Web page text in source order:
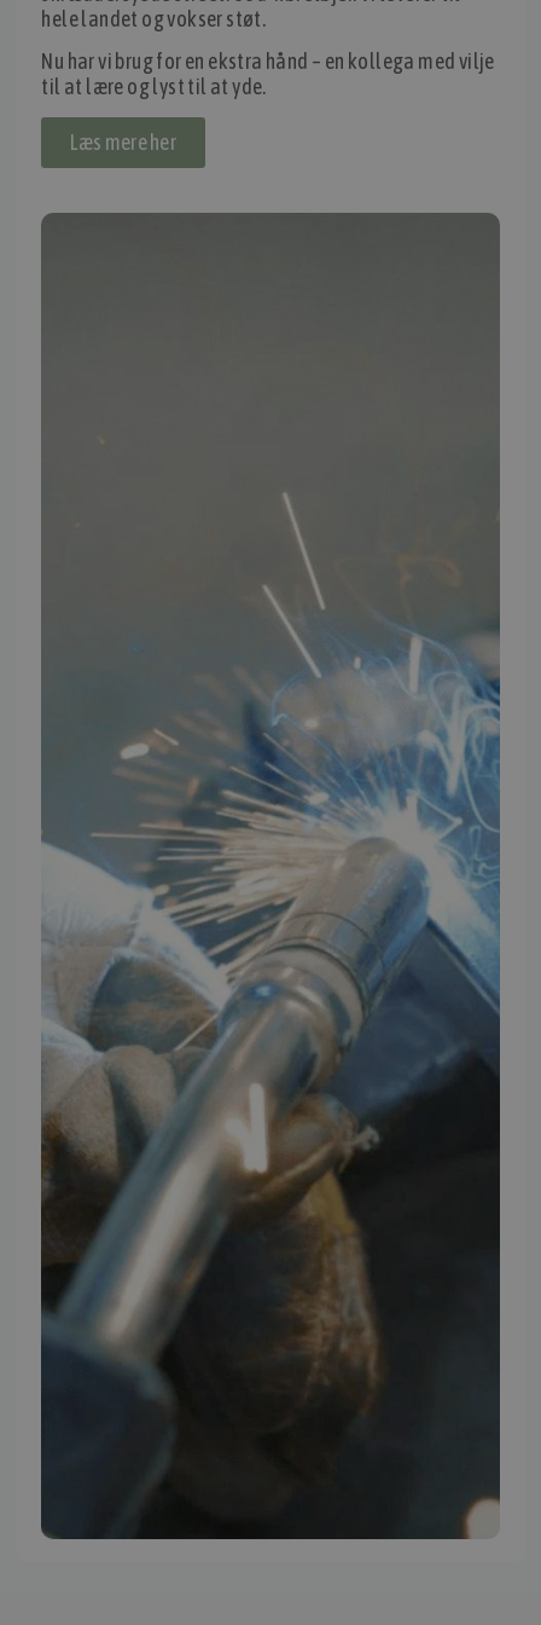
IMPORTØR
Alle mærker og modeller på tmp.dk importeres i Danmark af:
Thomas Møller Pedersen Aps.
Elmevej 18, Glyngøre 7870 Roslev
+45 97 74 07 33
Energiberegner
Artikler
TMP Historie
Cookie og Privatlivspolitik
Salgs- og leveringsbetingelser
Vores brands
09:00 - 15:30
Weekend
Lukket
FØLG TMP
Youtube
Instagram
TMP BRAND SHOPS
hele landet og vokser støt.
Nu har vi brug for en ekstra hånd – en kollega med vilje
til at lære og lyst til at yde.
Læs mere her